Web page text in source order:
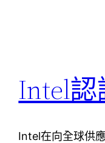
Intel
Intel在向全球供